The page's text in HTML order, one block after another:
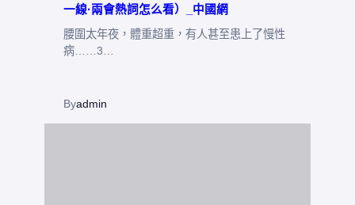
一線·兩會熱詞怎么看）_中國網
腰圍太年夜，體重超重，有人甚至患上了慢性
病……3…
Byadmin